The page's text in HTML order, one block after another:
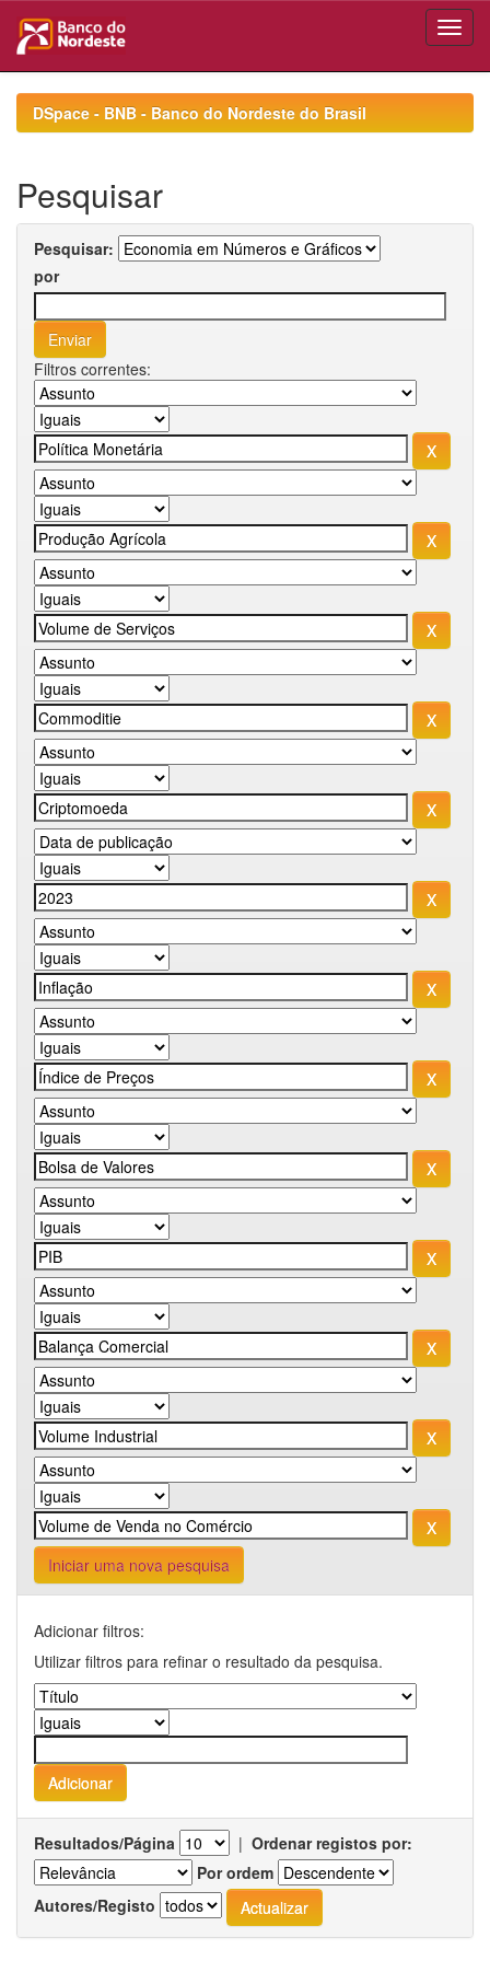
navigationDSpace - BNB - Banco do Nordeste do Brasil
Pesquisar
Pesquisar:
por
Filtros correntes:
Iniciar uma nova pesquisa
Adicionar filtros:
Utilizar filtros para refinar o resultado da pesquisa.
Resultados/Página | Ordenar registos por:
Por ordem
Autores/Registo